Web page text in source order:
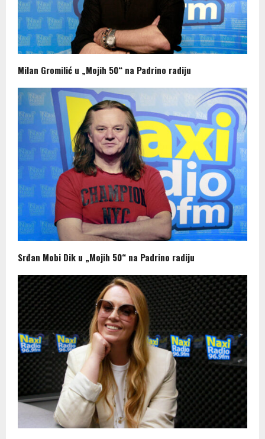
Milan Gromilić u „Mojih 50“ na Padrino radiju
Srđan Mobi Dik u „Mojih 50“ na Padrino radiju